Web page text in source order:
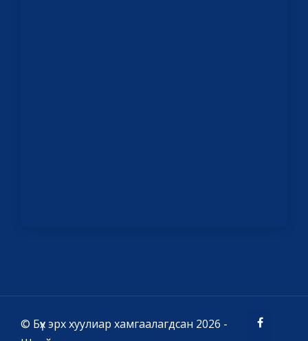
© Бүх эрх хуулиар хамгаалагдсан 2026 -